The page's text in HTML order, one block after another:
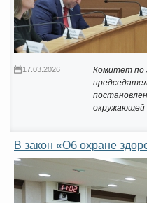
17.03.2026
Комитет по
окружающей
В закон «Об охране